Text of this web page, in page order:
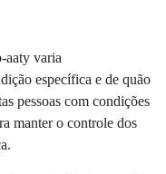
aaty varia
específica e de quão
pessoas com condições
manter o controle dos